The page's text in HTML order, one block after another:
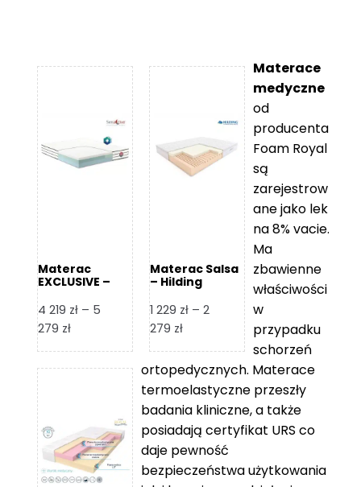
Materac
EXCLUSIVE –
4 219 zł – 5
279 złZakres
od
5
279 zł
Materac Salsa
– Hilding
1 229 zł – 2
279 złZakres
od
1
229 zł
2
279 zł
Materace
medyczne
od
producenta
Foam Royal
są
zarejestrow
ane jako lek
na 8% vacie.
Ma
zbawienne
właściwości
w
przypadku
schorzeń
ortopedycznych. Materace
termoelastyczne przeszły
badania kliniczne, a także
posiadają certyfikat URS co
daje pewność
bezpieczeństwa użytkowania